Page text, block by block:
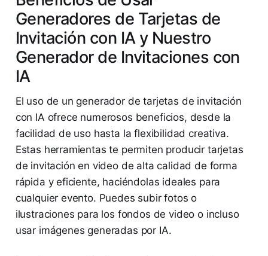
Generadores de Tarjetas de
Invitación con IA y Nuestro
Generador de Invitaciones con
IA
El uso de un generador de tarjetas de invitación
con IA ofrece numerosos beneficios, desde la
facilidad de uso hasta la flexibilidad creativa.
Estas herramientas te permiten producir tarjetas
de invitación en video de alta calidad de forma
rápida y eficiente, haciéndolas ideales para
cualquier evento. Puedes subir fotos o
ilustraciones para los fondos de video o incluso
usar imágenes generadas por IA.